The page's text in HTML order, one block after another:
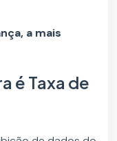
a mais
é Taxa de